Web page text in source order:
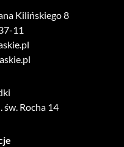
Kilińskiego 8
11
św. Rocha 14